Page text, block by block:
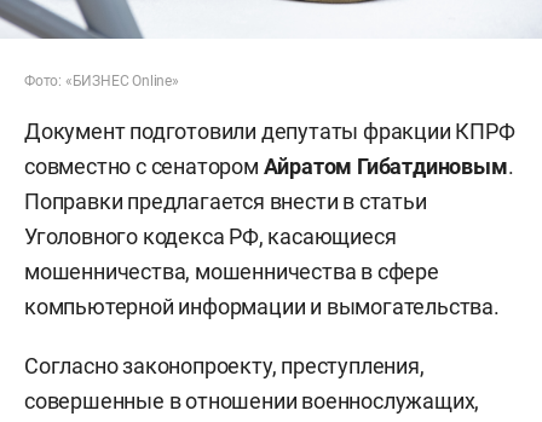
Фото: «БИЗНЕС Online»
Документ подготовили депутаты фракции КПРФ
совместно с сенатором Айратом Гибатдиновым.
Поправки предлагается внести в статьи
Уголовного кодекса РФ, касающиеся
мошенничества, мошенничества в сфере
компьютерной информации и вымогательства.
Согласно законопроекту, преступления,
совершенные в отношении военнослужащих,